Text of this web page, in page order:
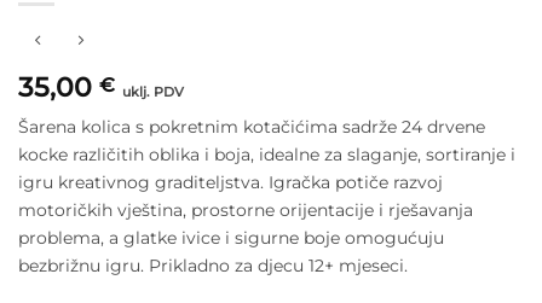
35,00 € uklj. PDV
Šarena kolica s pokretnim kotačićima sadrže 24 drvene
kocke različitih oblika i boja, idealne za slaganje, sortiranje i
igru kreativnog graditeljstva. Igračka potiče razvoj
motoričkih vještina, prostorne orijentacije i rješavanja
problema, a glatke ivice i sigurne boje omogućuju
bezbrižnu igru. Prikladno za djecu 12+ mjeseci.